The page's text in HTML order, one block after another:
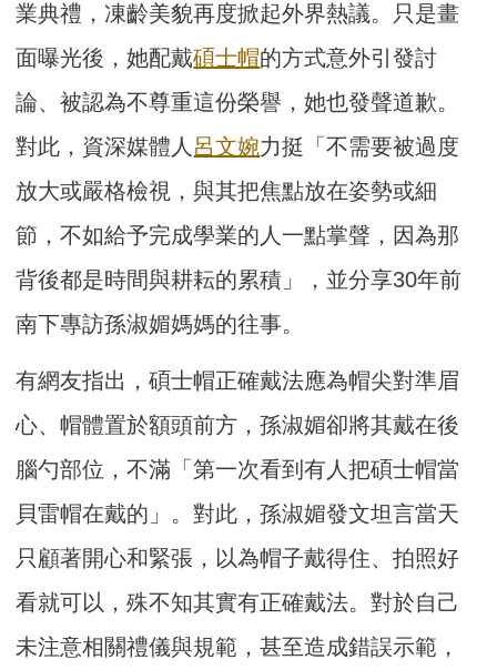
業典禮，凍齡美貌再度掀起外界熱議。只是畫
面曝光後，她配戴碩士帽的方式意外引發討
論、被認為不尊重這份榮譽，她也發聲道歉。
對此，資深媒體人 呂文婉力挺「不需要被過度
放大或嚴格檢視，與其把焦點放在姿勢或細
節，不如給予完成學業的人一點掌聲，因為那
背後都是時間與耕耘的累積」，並分享30年前
南下專訪孫淑媚媽媽的往事。
有網友指出，碩士帽正確戴法應為帽尖對準眉
心、帽體置於額頭前方，孫淑媚卻將其戴在後
腦勺部位，不滿「第一次看到有人把碩士帽當
貝雷帽在戴的」。對此，孫淑媚發文坦言當天
只顧著開心和緊張，以為帽子戴得住、拍照好
看就可以，殊不知其實有正確戴法。對於自己
未注意相關禮儀與規範，甚至造成錯誤示範，